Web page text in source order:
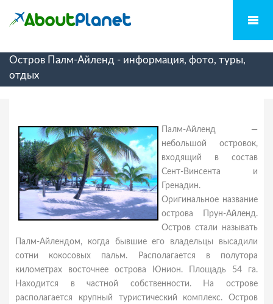
Остров Палм-Айленд - информация, фото, туры,
отдых
Палм-Айленд —
небольшой островок,
входящий в состав
Сент-Винсента и
Гренадин.
Оригинальное название
острова Прун-Айленд.
Остров стали называть
Палм-Айлендом, когда бывшие его владельцы высадили
сотни кокосовых пальм. Располагается в полутора
километрах восточнее острова Юнион. Площадь 54 га.
Находится в частной собственности. На острове
располагается крупный туристический комплекс. Остров